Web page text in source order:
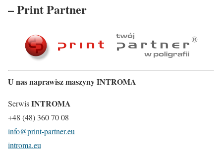
– Print Partner
U nas naprawisz maszyny INTROMA
SerwisINTROMA
+48 (48) 360 70 08
info@print-partner.eu
introma.eu